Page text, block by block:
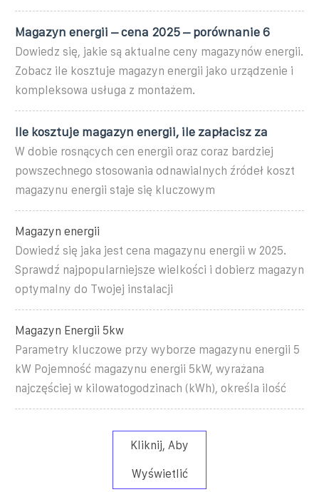
Magazyn energii – cena 2025 – porównanie 6
Dowiedz się, jakie są aktualne ceny magazynów energii.
Zobacz ile kosztuje magazyn energii jako urządzenie i
kompleksowa usługa z montażem.
Ile kosztuje magazyn energii, ile zapłacisz za
W dobie rosnących cen energii oraz coraz bardziej
powszechnego stosowania odnawialnych źródeł koszt
magazynu energii staje się kluczowym
Magazyn energii
Dowiedź się jaka jest cena magazynu energii w 2025.
Sprawdź najpopularniejsze wielkości i dobierz magazyn
optymalny do Twojej instalacji
Magazyn Energii 5kw
Parametry kluczowe przy wyborze magazynu energii 5
kW Pojemność magazynu energii 5kW, wyrażana
najczęściej w kilowatogodzinach (kWh), określa ilość
Kliknij, Aby
Wyświetlić